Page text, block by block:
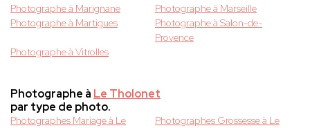
Photographe à Marignane
Photographe à Marseille
Photographe à Martigues
Photographe à Salon-de-
Provence
Photographe à Vitrolles
Photographe à Le Tholonet
par type de photo.
Photographes Mariage à Le
Photographes Grossesse à Le